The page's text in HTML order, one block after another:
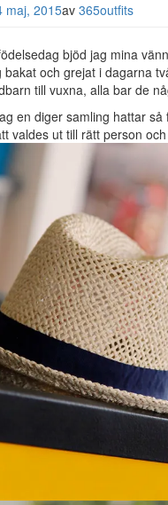
maj, 2015av 365outfits
bjöd jag mina
bakat och grejat i dagarna
till vuxna, alla bar de
en diger samling hattar
valdes ut till rätt person